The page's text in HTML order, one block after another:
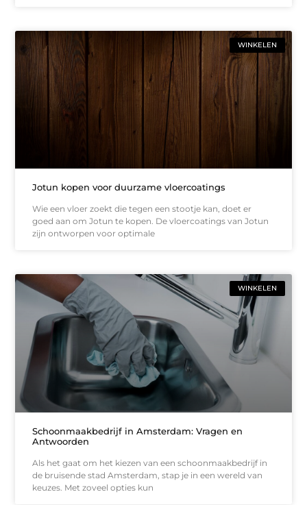
WINKELEN
Jotun kopen voor duurzame vloercoatings
Wie een vloer zoekt die tegen een stootje kan, doet er
goed aan om Jotun te kopen. De vloercoatings van Jotun
zijn ontworpen voor optimale
WINKELEN
Schoonmaakbedrijf in Amsterdam: Vragen en
Antwoorden
Als het gaat om het kiezen van een schoonmaakbedrijf in
de bruisende stad Amsterdam, stap je in een wereld van
keuzes. Met zoveel opties kun